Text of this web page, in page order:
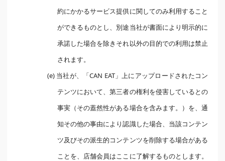
約にかかるサービス提供に関してのみ利用すること
ができるものとし、別途当社が書面により明示的に
承諾した場合を除きそれ以外の目的での利用は禁止
されます。
(e) 当社が、「CAN EAT」上にアップロードされたコン
テンツにおいて、第三者の権利を侵害しているとの
事実（その蓋然性がある場合を含みます。）を、通
知その他の事由により認識した場合、当該コンテン
ツ及びその派生的コンテンツを削除する場合がある
ことを、店舗会員はここに了解するものとします。